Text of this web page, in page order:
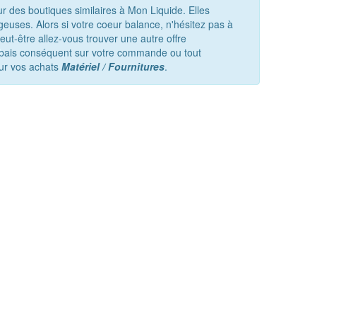
des boutiques similaires à Mon Liquide. Elles
Alors si votre coeur balance, n'hésitez pas à
être allez-vous trouver une autre offre
conséquent sur votre commande ou tout
vos achatsMatériel / Fournitures.